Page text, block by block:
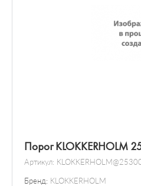
Порог KLOKKERHOLM
Артикул:
Бренд: KLOKKERHOLM